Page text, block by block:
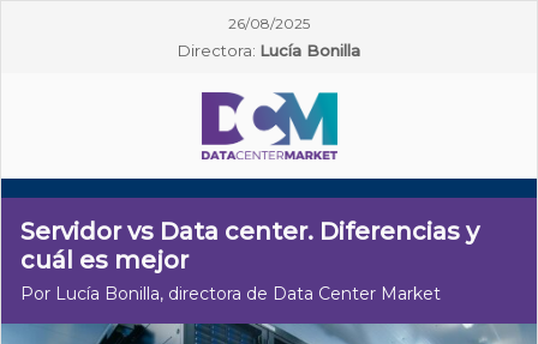
26/08/2025
Directora: Lucía Bonilla
Servidor vs Data center. Diferencias y
cuál es mejor
Por Lucía Bonilla, directora de Data Center Market